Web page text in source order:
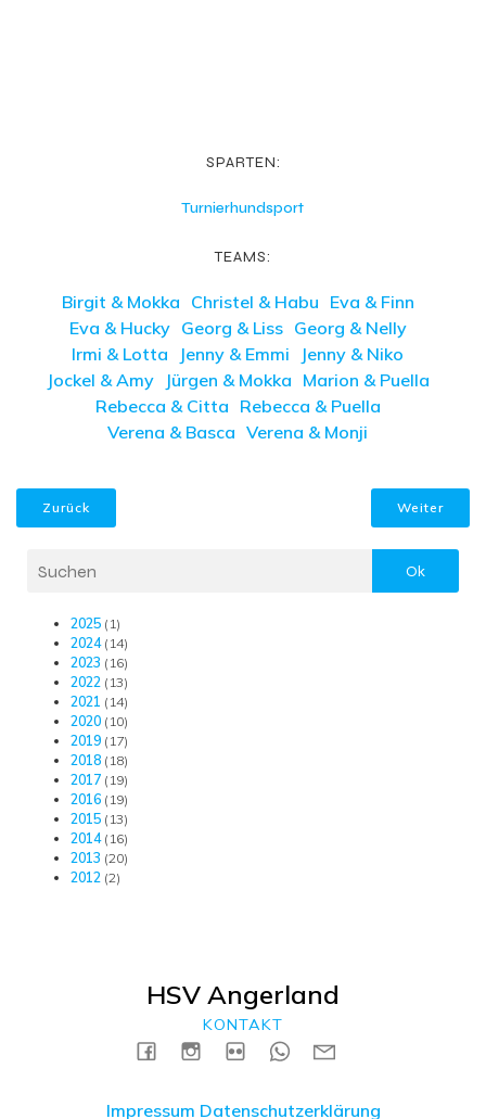
SPARTEN:
Turnierhundsport
TEAMS:
Birgit & Mokka Christel & Habu Eva & Finn
Eva & Hucky Georg & Liss Georg & Nelly
Irmi & Lotta
Jenny & Emmi
Jenny & Niko
Jockel & Amy
Jürgen & Mokka Marion & Puella
Rebecca & Citta Rebecca & Puella
Verena & Basca Verena & Monji
Zurück Weiter
Ok
2025 (1)
2024(14)
2023 (16)
2022 (13)
2021 (14)
2020 (10)
2019 (17)
2018 (18)
2017 (19)
2016 (19)
2015 (13)
2014(16)
2013 (20)
2012 (2)
HSV Angerland
KONTAKT
Impressum Datenschutzerklärung